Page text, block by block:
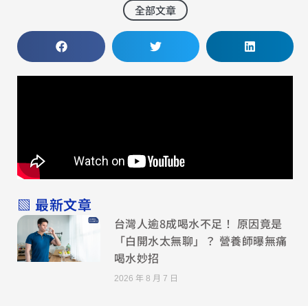
全部文章
▧ 最新文章
台灣人逾8成喝水不足！ 原因竟是
「白開水太無聊」？ 營養師曝無痛
喝水妙招
2026 年 8 月 7 日